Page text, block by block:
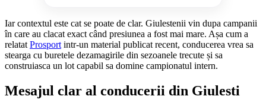
Iar contextul este cat se poate de clar. Giulestenii vin dupa campanii
în care au clacat exact când presiunea a fost mai mare. Așa cum a
relatat Prosport intr-un material publicat recent, conducerea vrea sa
stearga cu buretele dezamagirile din sezoanele trecute și sa
construiasca un lot capabil sa domine campionatul intern.
Mesajul clar al conducerii din Giulesti